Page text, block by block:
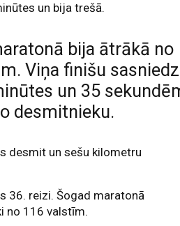
un bija trešā.
bija ātrākā no
Viņa finišu
un 35
desmitnieku.
desmit un sešu kilometru
36. reizi. Šogad maratonā
no 116 valstīm.